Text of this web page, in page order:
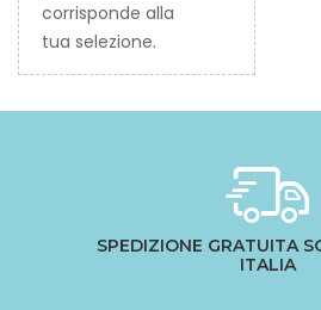
corrisponde alla
tua selezione.
SPEDIZIONE GRATUITA
ITALIA